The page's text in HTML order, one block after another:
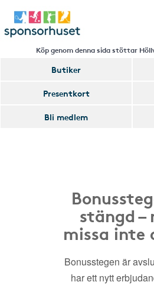
Köp genom denna sida stöttar
Butiker
Presentkort
Bli medlem
stängd –
missa inte
Bonusstegen är
har ett nytt